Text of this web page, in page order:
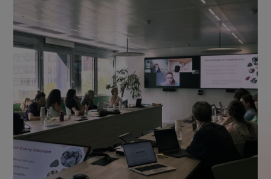
La Fondation renforce l’impact de ses actions en
travaillant en synergie avec d’autres acteurs.
actif de plusieurs coalitions françaises et
elle unit ses forces à celles de ses partenaires pour
faire progresser l’égalité de genre.
En savoir plus